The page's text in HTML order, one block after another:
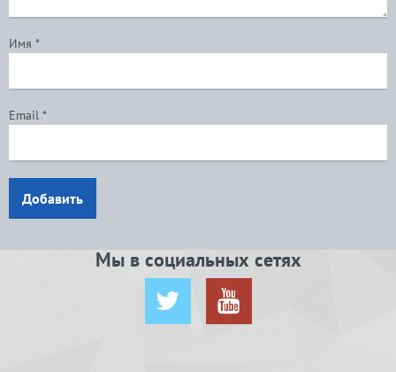
Имя *
Email *
Добавить
Мы в социальных сетях